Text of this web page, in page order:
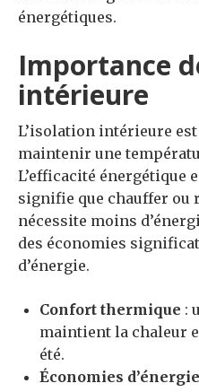
énergétiques.
Importance
intérieure
L’isolation intérieure
maintenir une
L’efficacité énergétique
signifie que chauffer
nécessite moins
des économies
d’énergie.
Confort thermique :
maintient la chaleur
été.
Économies d’énergie